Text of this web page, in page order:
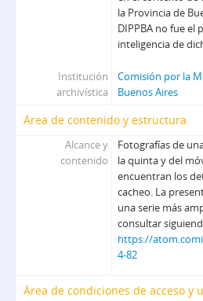
la Provincia de
DIPPBA no fue el
inteligencia de
Institución
archivística
Comisión por la
Buenos Aires
Área de contenido y estructura
Alcance y
contenido
Fotografías de
la quinta y del
encuentran los
cacheo. La
una serie más
consultar
https://
4-82
Área de condiciones de acceso y